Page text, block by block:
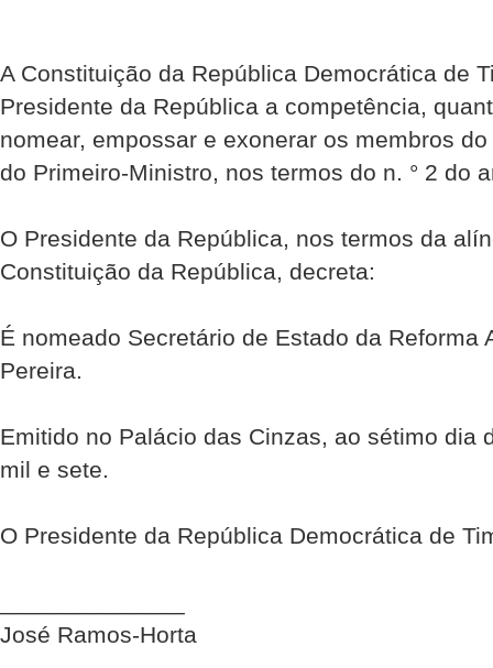
A Constituição da República Democrática de
Presidente da República a competência,
nomear, empossar e exonerar os membros
do Primeiro-Ministro, nos termos do n. ° 2 do
O Presidente da República, nos termos da
Constituição da República, decreta:
É nomeado Secretário de Estado da Reforma
Pereira.
Emitido no Palácio das Cinzas, ao sétimo dia
mil e sete.
O Presidente da República Democrática de
José Ramos-Horta